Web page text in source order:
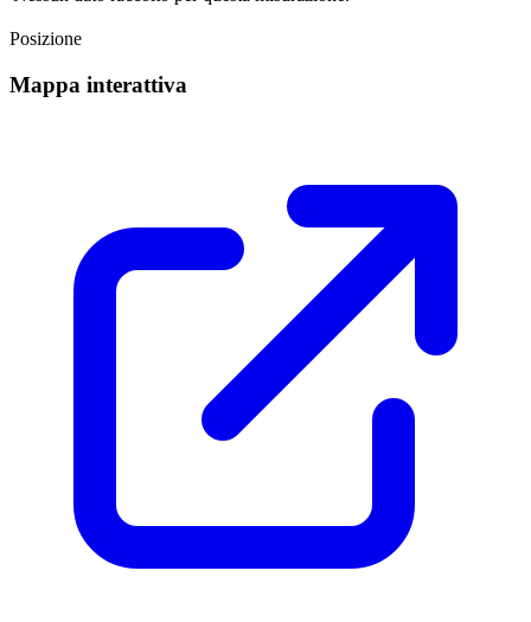
Posizione
Mappa interattiva